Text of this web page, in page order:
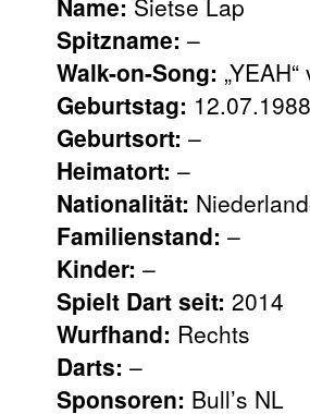
Spitzname: –
Walk-on-Song:
Geburtstag: 12.07.1988
Geburtsort: –
Heimatort: –
Nationalität:
Familienstand: –
Kinder: –
Spielt Dart seit: 2014
Wurfhand: Rechts
Darts: –
Sponsoren: Bull’s NL